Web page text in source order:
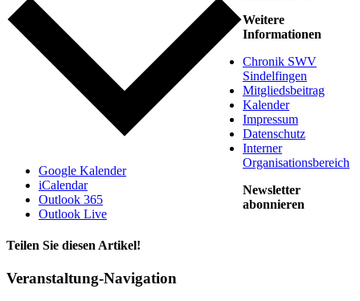
Google Kalender
iCalendar
Outlook 365
Outlook Live
Teilen Sie diesen Artikel!
Facebook
X
Reddit
LinkedIn
WhatsApp
Telegram
Tumblr
Pinterest
Vk
Xing
E-
Veranstaltung-Navigation
Weitere
Informationen
Chronik SWV
Sindelfingen
Mitgliedsbeitrag
Kalender
Impressum
Datenschutz
Interner
Organisationsbereich
Newsletter
abonnieren